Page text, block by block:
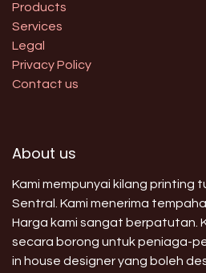
Products
Services
Legal
Privacy Policy
Contact us
About us
Kami mempunyai kilang printing
Sentral. Kami menerima
Harga kami sangat berpatutan.
secara borong untuk peniaga-
in house designer yang boleh